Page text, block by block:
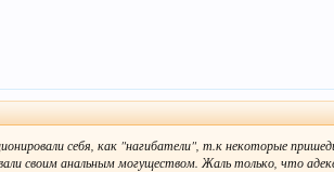
себя, как "нагибатели", т.к некоторые
своим анальным могуществом. Жаль только, что